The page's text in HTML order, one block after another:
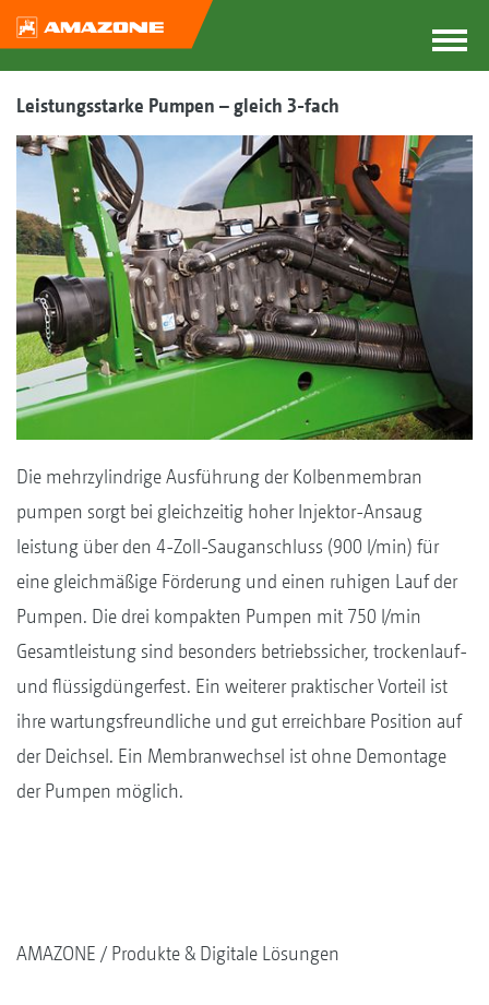
Leistungsstarke Pumpen – gleich 3-fach
Die mehrzylindrige Ausführung der Kolbenmembran
pumpen sorgt bei gleichzeitig hoher Injektor-Ansaug
leistung über den 4-Zoll-Sauganschluss (900 l/min) für
eine gleichmäßige Förderung und einen ruhigen Lauf der
Pumpen. Die drei kompakten Pumpen mit 750 l/min
Gesamtleistung sind besonders betriebssicher, trockenlauf-
und flüssigdüngerfest. Ein weiterer praktischer Vorteil ist
ihre wartungsfreundliche und gut erreichbare Position auf
der Deichsel. Ein Membranwechsel ist ohne Demontage
der Pumpen möglich.
AMAZONE Produkte & Digitale Lösungen